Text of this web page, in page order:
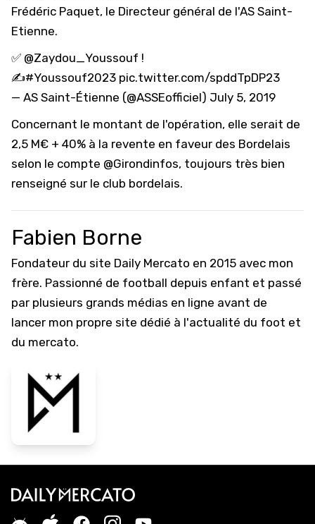
Frédéric Paquet, le Directeur général de l'AS Saint-
Etienne.
✅ @Zaydou_Youssouf !
✍️#Youssouf2023 pic.twitter.com/spddTpDP23
— AS Saint-Étienne (@ASSEofficiel) July 5, 2019
Concernant le montant de l'opération, elle serait de
2,5 M€ + 40% à la revente en faveur des Bordelais
selon le compte @Girondinfos, toujours très bien
renseigné sur le club bordelais.
Fabien Borne
Fondateur du site Daily Mercato en 2015 avec mon
frère. Passionné de football depuis enfant et passé
par plusieurs grands médias en ligne avant de
lancer mon propre site dédié à l'actualité du foot et
du mercato.